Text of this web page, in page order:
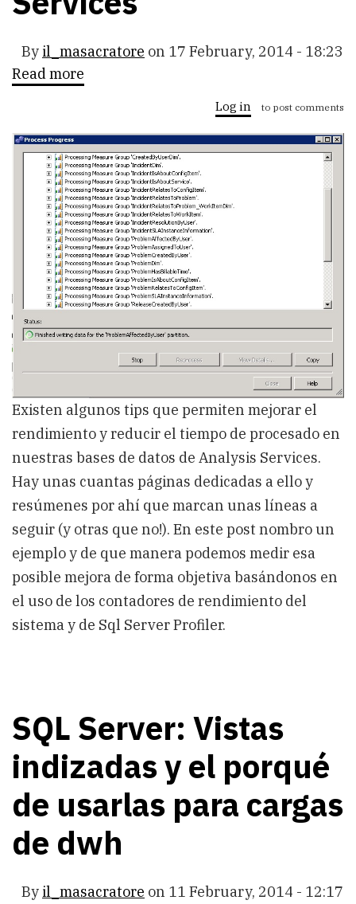
Byil_masacratore on 17 February, 2014 - 18:23
Read more
el
procesamiento
de
cubos
en
Analysis
Services
Log in to post comments
Existen algunos tips que permiten mejorar el
rendimiento y reducir el tiempo de procesado en
nuestras bases de datos de Analysis Services.
Hay unas cuantas páginas dedicadas a ello y
resúmenes por ahí que marcan unas líneas a
seguir (y otras que no!). En este post nombro un
ejemplo y de que manera podemos medir esa
posible mejora de forma objetiva basándonos en
el uso de los contadores de rendimiento del
sistema y de Sql Server Profiler.
SQL Server: Vistas
indizadas y el porqué
de usarlas para cargas
de dwh
Byil_masacratore on 11 February, 2014 - 12:17